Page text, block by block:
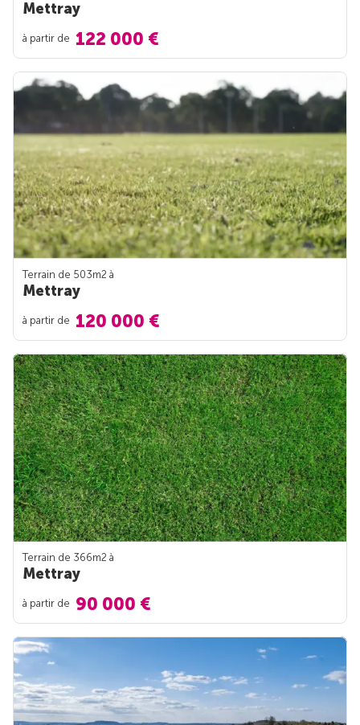
Mettray
à partir de 122 000 €
Terrain de 503m2 à
Mettray
à partir de 120 000 €
Terrain de 366m2 à
Mettray
à partir de 90 000 €